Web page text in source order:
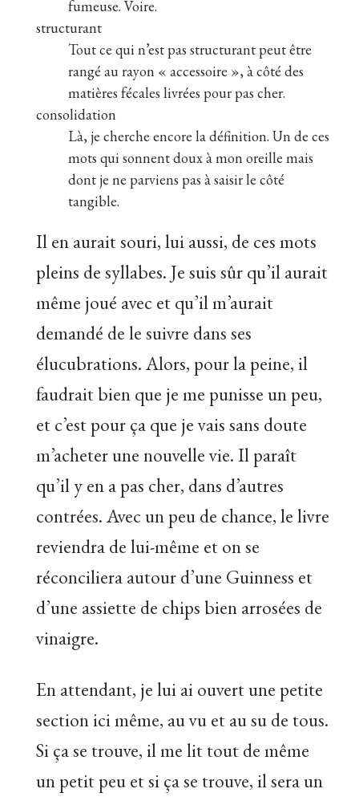
fumeuse. Voire.
structurant
Tout ce qui n’est pas structurant peut être
rangé au rayon « accessoire », à côté des
matières fécales livrées pour pas cher.
consolidation
Là, je cherche encore la définition. Un de ces
mots qui sonnent doux à mon oreille mais
dont je ne parviens pas à saisir le côté
tangible.
Il en aurait souri, lui aussi, de ces mots
pleins de syllabes. Je suis sûr qu’il aurait
même joué avec et qu’il m’aurait
demandé de le suivre dans ses
élucubrations. Alors, pour la peine, il
faudrait bien que je me punisse un peu,
et c’est pour ça que je vais sans doute
m’acheter une nouvelle vie. Il paraît
qu’il y en a pas cher, dans d’autres
contrées. Avec un peu de chance, le livre
reviendra de lui-même et on se
réconciliera autour d’une Guinness et
d’une assiette de chips bien arrosées de
vinaigre.
En attendant, je lui ai ouvert une petite
section ici même, au vu et au su de tous.
Si ça se trouve, il me lit tout de même
un petit peu et si ça se trouve, il sera un